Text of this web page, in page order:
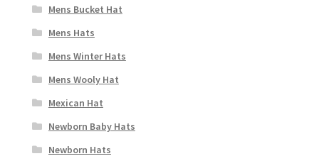
Mens Bucket Hat
Mens Hats
Mens Winter Hats
Mens Wooly Hat
Mexican Hat
Newborn Baby Hats
Newborn Hats